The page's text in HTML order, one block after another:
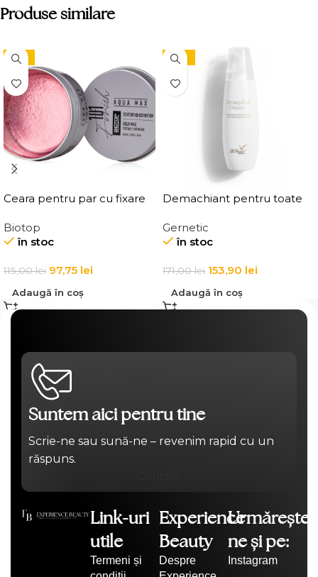
Produse similare
-15%
Ceara pentru par cu fixare
Texture Definition
Biotop
în stoc
115,00lei 97,75 lei
Adaugă în coș
-10%
Demachiant pentru toate
Demaquillant Douceur All
Skin Types Make-Up
Gernetic
în stoc
171,00lei 153,90 lei
Adaugă în coș
Suntem aici pentru tine
Scrie-ne sau sună-ne – revenim rapid cu un
răspuns.
Link-uri
utile
Termeni și
Experience
Beauty
Despre
Urmărește-
ne și pe:
Instagram